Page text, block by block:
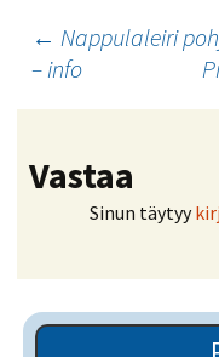
Artikkelien
selaus
← Nappulaleiri
– info
Vastaa
Sinun täytyy